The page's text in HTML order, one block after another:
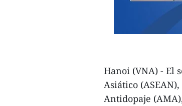
Hanoi (VNA) - El
Asiático
Antidopaje